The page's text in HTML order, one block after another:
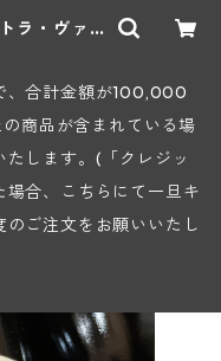
ラ・ヴァ
、合計金額が100,000
商品が含まれている場
します。(「クレジッ
場合、こちらにて一旦キ
ご注文をお願いいたし